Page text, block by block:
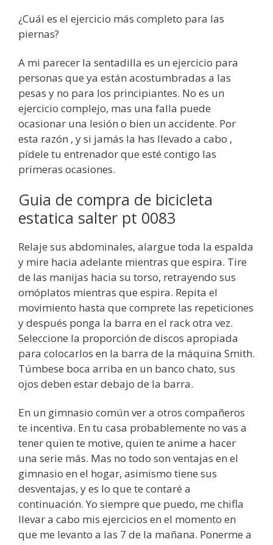
¿Cuál es el ejercicio más completo para las
piernas?
A mi parecer la sentadilla es un ejercicio para
personas que ya están acostumbradas a las
pesas y no para los principiantes. No es un
ejercicio complejo, mas una falla puede
ocasionar una lesión o bien un accidente. Por
esta razón , y si jamás la has llevado a cabo ,
pídele tu entrenador que esté contigo las
primeras ocasiones.
Guia de compra de bicicleta
estatica salter pt 0083
Relaje sus abdominales, alargue toda la espalda
y mire hacia adelante mientras que espira. Tire
de las manijas hacia su torso, retrayendo sus
omóplatos mientras que espira. Repita el
movimiento hasta que comprete las repeticiones
y después ponga la barra en el rack otra vez.
Seleccione la proporción de discos apropiada
para colocarlos en la barra de la máquina Smith.
Túmbese boca arriba en un banco chato, sus
ojos deben estar debajo de la barra.
En un gimnasio común ver a otros compañeros
te incentiva. En tu casa probablemente no vas a
tener quien te motive, quien te anime a hacer
una serie más. Mas no todo son ventajas en el
gimnasio en el hogar, asimismo tiene sus
desventajas, y es lo que te contaré a
continuación. Yo siempre que puedo, me chifla
llevar a cabo mis ejercicios en el momento en
que me levanto a las 7 de la mañana. Ponerme a